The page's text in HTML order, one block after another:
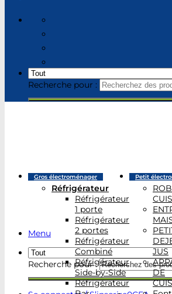
Recherche pour :
Menu
Recherche pour :
Gros électroménager
Réfrigérateur
Réfrigérateur
1 porte
Réfrigérateur
2 portes
Réfrigérateur
Combiné
Réfrigérateur
Side-by-Side
Réfrigérateur
Petit
JUS
DE